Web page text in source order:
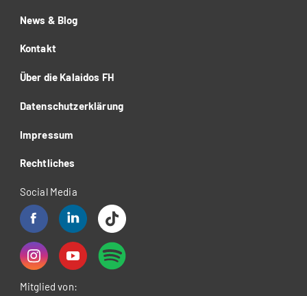
News & Blog
Kontakt
Über die Kalaidos FH
Datenschutzerklärung
Impressum
Rechtliches
Social Media
Mitglied von: